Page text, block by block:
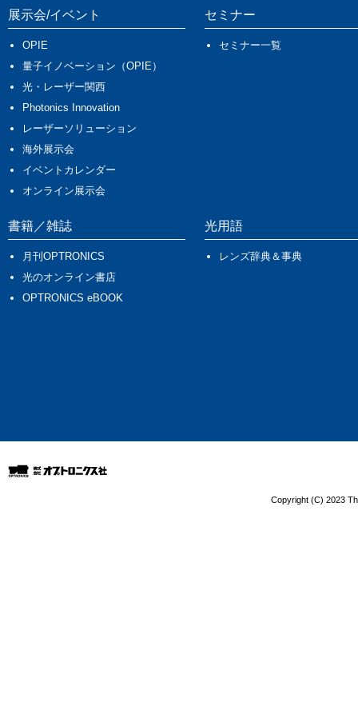
展示会/イベント
OPIE
量子イノベーション（OPIE）
光・レーザー関西
Photonics Innovation
レーザーソリューション
海外展示会
イベントカレンダー
オンライン展示会
セミナー
セミナー一覧
書籍／雑誌
月刊OPTRONICS
光のオンライン書店
OPTRONICS eBOOK
光用語
レンズ辞典＆事典
Copyright (C) 2023